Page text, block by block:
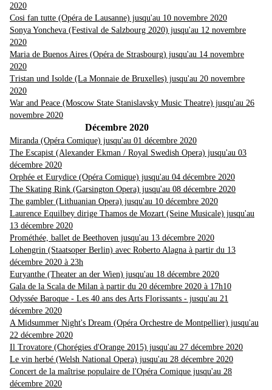
2020
Cosi fan tutte (Opéra de Lausanne) jusqu'au 10 novembre 2020
Sonya Yoncheva (Festival de Salzbourg 2020) jusqu'au 12 novembre
2020
Maria de Buenos Aires (Opéra de Strasbourg) jusqu'au 14 novembre
2020
Tristan und Isolde (La Monnaie de Bruxelles) jusqu'au 20 novembre
2020
War and Peace (Moscow State Stanislavsky Music Theatre) jusqu'au 26
novembre 2020
Décembre 2020
Miranda (Opéra Comique) jusqu'au 01 décembre 2020
The Escapist (Alexander Ekman / Royal Swedish Opera) jusqu'au 03
décembre 2020
Orphée et Eurydice (Opéra Comique) jusqu'au 04 décembre 2020
The Skating Rink (Garsington Opera) jusqu'au 08 décembre 2020
The gambler (Lithuanian Opera) jusqu'au 10 décembre 2020
Laurence Equilbey dirige Thamos de Mozart (Seine Musicale) jusqu'au
13 décembre 2020
Prométhée, ballet de Beethoven jusqu'au 13 décembre 2020
Lohengrin (Staatsoper Berlin) avec Roberto Alagna à partir du 13
décembre 2020 à 23h
Euryanthe (Theater an der Wien) jusqu'au 18 décembre 2020
Gala de la Scala de Milan à partir du 20 décembre 2020 à 17h10
Odyssée Baroque - Les 40 ans des Arts Florissants - jusqu'au 21
décembre 2020
A Midsummer Night's Dream (Opéra Orchestre de Montpellier) jusqu'au
22 décembre 2020
Il Trovatore (Chorégies d'Orange 2015) jusqu'au 27 décembre 2020
Le vin herbé (Welsh National Opera) jusqu'au 28 décembre 2020
Concert de la maîtrise populaire de l'Opéra Comique jusqu'au 28
décembre 2020